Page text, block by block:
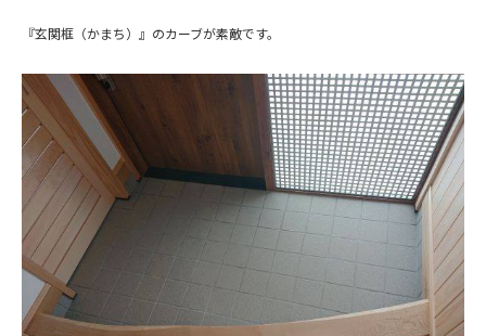
『玄関框（かまち）』のカーブが素敵です。